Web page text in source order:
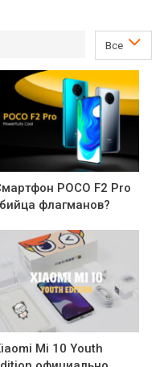
Все
POCO F2 Pro
флагманов?
Mi 10 Youth